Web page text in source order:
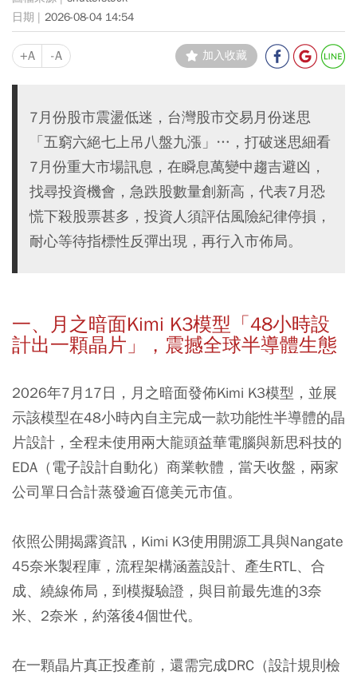
2026-08-04 14:54
+A -A 加入收藏
7月份股市震盪低迷，台灣股市交易月份迷思
「五窮六絕七上吊八盤九漲」…，打破迷思細看
7月份重大市場訊息，在瞬息萬變中趨吉避凶，
找尋投資機會，急跌股數量創新高，代表7月恐
慌下殺股票甚多，投資人須評估風險紀律停損，
耐心等待指標性反彈出現，再行入市佈局。
一、月之暗面Kimi K3模型「48小時設
計出一顆晶片」，震撼全球半導體生態
2026年7月17日，月之暗面發佈Kimi K3模型，並展
示該模型在48小時內自主完成一款功能性半導體的晶
片設計，全程未使用兩大龍頭益華電腦與新思科技的
EDA（電子設計自動化）商業軟體，當天收盤，兩家
公司單日合計蒸發逾百億美元市值。
依照公開揭露資訊，Kimi K3使用開源工具與Nangate
45奈米製程庫，流程架構涵蓋設計、產生RTL、合
成、繞線佈局，到模擬驗證，與目前最先進的3奈
米、2奈米，約落後4個世代。
在一顆晶片真正投產前，還需完成DRC（設計規則檢